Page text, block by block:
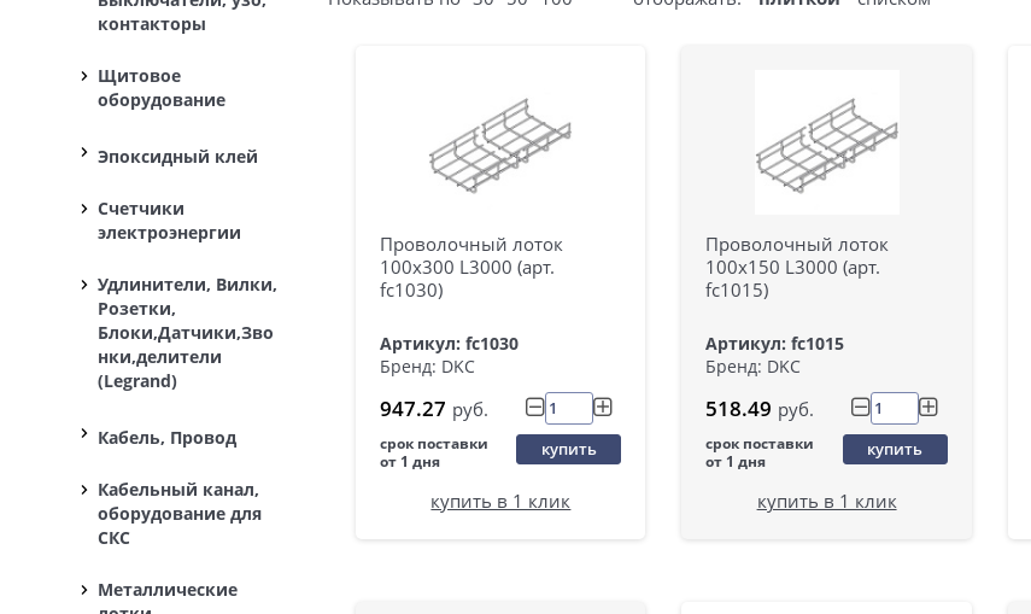
контакторы
Щитовое
оборудование
Эпоксидный клей
Счетчики
электроэнергии
Удлинители, Вилки,
Розетки,
Блоки,Датчики,Зво
нки,делители
(Legrand)
Кабель, Провод
Кабельный канал,
оборудование для
СКС
Металлические
Проволочный лоток
100х300 L3000 (арт.
fc1030)
Артикул: fc1030
Бренд: DKC
947.27 руб.
срок поставки
от 1 дня
купить
купить в 1 клик
Проволочный лоток
100х150 L3000 (арт.
fc1015)
Артикул: fc1015
Бренд: DKC
518.49 руб.
срок поставки
от 1 дня
купить
купить в 1 клик